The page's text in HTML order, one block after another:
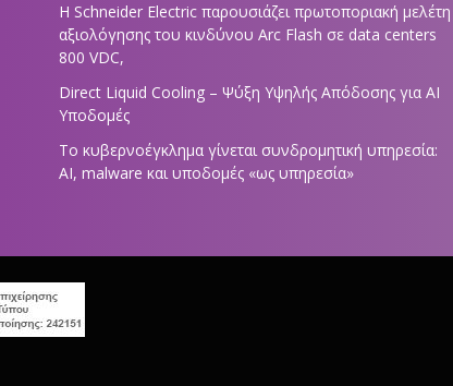
Η Schneider Electric παρουσιάζει πρωτοποριακή μελέτη
αξιολόγησης του κινδύνου Arc Flash σε data centers
800 VDC,
Direct Liquid Cooling – Ψύξη Υψηλής Απόδοσης για AI
Υποδομές
Το κυβερνοέγκλημα γίνεται συνδρομητική υπηρεσία:
AI, malware και υποδομές «ως υπηρεσία»